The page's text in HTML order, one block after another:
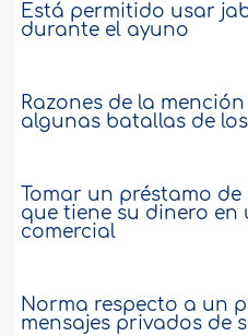
Está permitido usar
durante el ayuno
Razones de la
algunas batallas de
Tomar un préstamo
que tiene su dinero en
comercial
Norma respecto a un
mensajes privados de